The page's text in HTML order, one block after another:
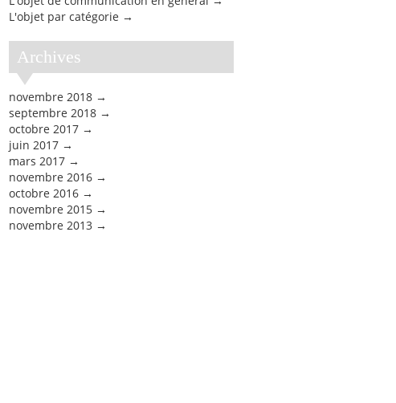
L'objet par catégorie
Archives
novembre 2018
septembre 2018
octobre 2017
juin 2017
mars 2017
novembre 2016
octobre 2016
novembre 2015
novembre 2013